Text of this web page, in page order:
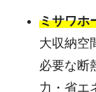
ミサワホ
大収納空
必要な断
力・省エ